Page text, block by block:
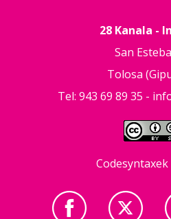
28 Kanala -
San
Tolosa
Tel: 943 69 89 35 -